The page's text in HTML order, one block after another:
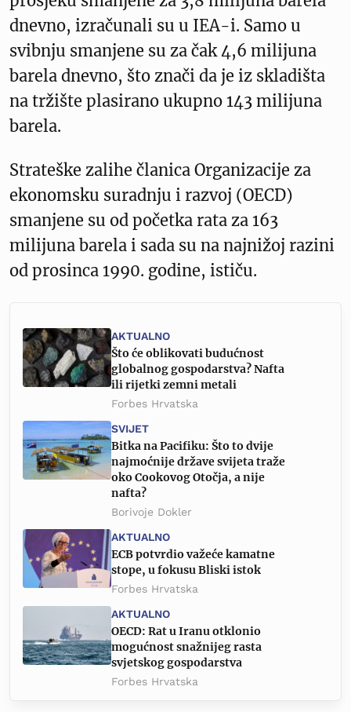
dnevno, izračunali su u IEA-i. Samo u
svibnju smanjene su za čak 4,6 milijuna
barela dnevno, što znači da je iz skladišta
na tržište plasirano ukupno 143 milijuna
barela.
Strateške zalihe članica Organizacije za
ekonomsku suradnju i razvoj (OECD)
smanjene su od početka rata za 163
milijuna barela i sada su na najnižoj razini
od prosinca 1990. godine, ističu.
AKTUALNO
Što će oblikovati budućnost
globalnog gospodarstva? Nafta
ili rijetki zemni metali
Forbes Hrvatska
SVIJET
Bitka na Pacifiku: Što to dvije
najmoćnije države svijeta traže
oko Cookovog Otočja, a nije
nafta?
Borivoje Dokler
AKTUALNO
ECB potvrdio važeće kamatne
stope, u fokusu Bliski istok
Forbes Hrvatska
AKTUALNO
OECD: Rat u Iranu otklonio
mogućnost snažnijeg rasta
svjetskog gospodarstva
Forbes Hrvatska